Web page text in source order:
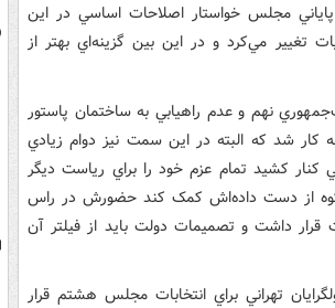
مجلس خواستار اصلاحات اساسي در اين
مي‌کرد و در اين بين گزينه‌اي بهتر از
نهم و عدم راهيابي به ساختمان پاستور
کار شد که البته در اين سمت نيز دوام زيادي
کنار کشيد تمام عزم خود را براي رياست ديگر
از دست داده‌اش کمک کند حضورش در راس
قرار داشت و تصميمات دولت بايد از فيلتر آن
تهراني براي انتخابات مجلس هشتم قرار